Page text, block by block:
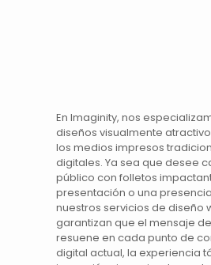
En Imaginity, nos
diseños visualmente
los medios impresos
digitales. Ya sea que desee
público con folletos
presentación o una
nuestrosservicios dediseño
garantizan que el mensaje
resuene en cada punto de
digital actual, la experiencia